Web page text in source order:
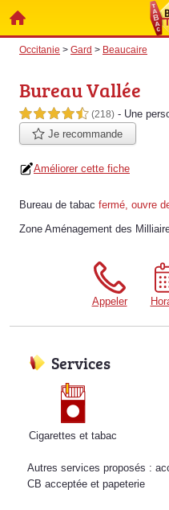
Occitanie > Gard > Beaucaire
Bureau Vallée
4,5 étoiles sur 5 (218) - Une
Je recommande
Améliorer cette fiche
Bureau de tabac fermé, ouvre
Zone Aménagement des
Appeler
Services
Cigarettes et tabac
Autres services proposés :
CB acceptée et papeterie